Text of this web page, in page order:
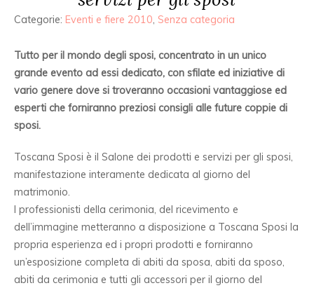
Categorie: Eventi e fiere 2010 Senza categoria
Tutto per il mondo degli sposi, concentrato in un unico
grande evento ad essi dedicato, con sfilate ed iniziative di
vario genere dove si troveranno occasioni vantaggiose ed
esperti che forniranno preziosi consigli alle future coppie di
sposi.
Toscana Sposi è il Salone dei prodotti e servizi per gli sposi,
manifestazione interamente dedicata al giorno del
matrimonio.
I professionisti della cerimonia, del ricevimento e
dell’immagine metteranno a disposizione a Toscana Sposi la
propria esperienza ed i propri prodotti e forniranno
un’esposizione completa di abiti da sposa, abiti da sposo,
abiti da cerimonia e tutti gli accessori per il giorno del